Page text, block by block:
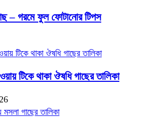
– গরমে ফুল ফোটানোর টিপস
টিকে থাকা ঔষধি গাছের তালিকা